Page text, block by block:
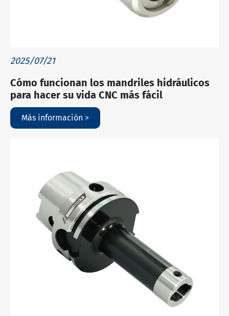
2025/07/21
Cómo funcionan los mandriles hidráulicos
para hacer su vida CNC más fácil
Más información >